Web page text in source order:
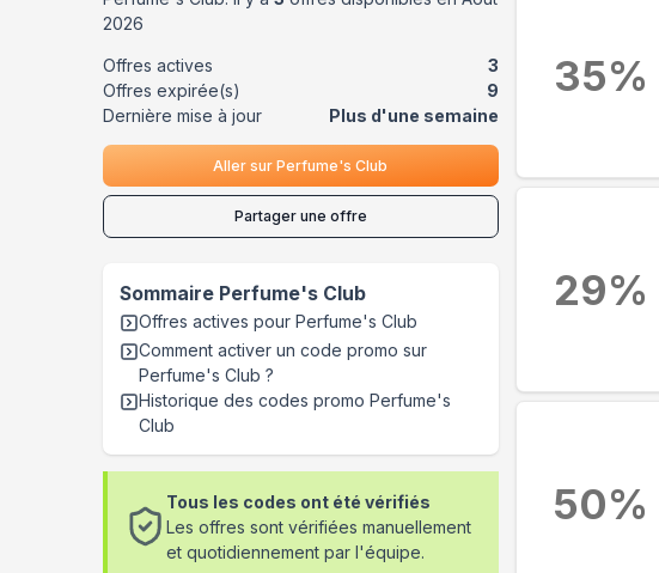
35%
29%
50%
2026
Offres actives
3
Offres expirée(s)
9
Dernière mise à jour
Plus d'une semaine
Aller surPerfume's Club
Partager une offre
Sommaire Perfume's Club
Offres actives pour Perfume's Club
Comment activer un code promo sur
Perfume's Club ?
Historique des codes promo Perfume's
Club
Tous les codes ont été vérifiés
Les offres sont vérifiées manuellement
et quotidiennement par l'équipe.